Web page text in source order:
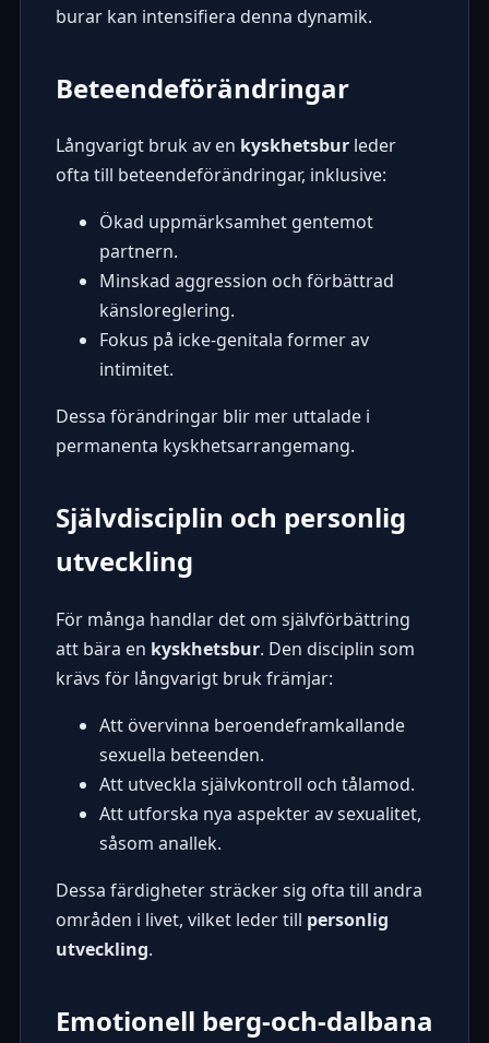
burarkan intensifiera denna dynamik.
Beteendeförändringar
Långvarigt bruk av en kyskhetsburleder
ofta till beteendeförändringar, inklusive:
Ökad uppmärksamhet gentemot
partnern.
Minskad aggression och förbättrad
känsloreglering.
Fokus på icke-genitala former av
intimitet.
Dessa förändringar blir mer uttalade i
permanenta kyskhetsarrangemang.
Självdisciplin och personlig
utveckling
För många handlar det om självförbättring
att bära en kyskhetsbur. Den disciplin som
krävs för långvarigt bruk främjar:
Att övervinna beroendeframkallande
sexuella beteenden.
Att utveckla självkontroll och tålamod.
Att utforska nya aspekter av sexualitet,
såsom anallek.
Dessa färdigheter sträcker sig ofta till andra
områden i livet, vilket leder till personlig
utveckling.
Emotionell berg-och-dalbana